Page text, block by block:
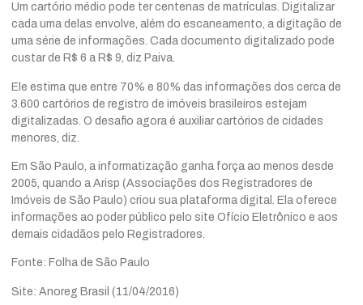
Um cartório médio pode ter centenas de matrículas. Digitalizar
cada uma delas envolve, além do escaneamento, a digitação de
uma série de informações. Cada documento digitalizado pode
custar de R$ 6 a R$ 9, diz Paiva.
Ele estima que entre 70% e 80% das informações dos cerca de
3.600 cartórios de registro de imóveis brasileiros estejam
digitalizadas. O desafio agora é auxiliar cartórios de cidades
menores, diz.
Em São Paulo, a informatização ganha força ao menos desde
2005, quando a Arisp (Associações dos Registradores de
Imóveis de São Paulo) criou sua plataforma digital. Ela oferece
informações ao poder público pelo site Ofício Eletrônico e aos
demais cidadãos pelo Registradores.
Fonte: Folha de São Paulo
Site: Anoreg Brasil (11/04/2016)